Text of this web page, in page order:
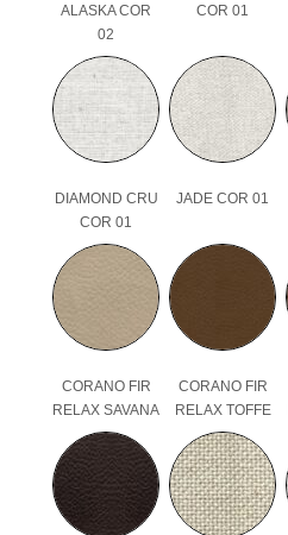
ALASKA COR
02
COR 01
DIAMOND CRU
COR 01
JADE COR 01
CORANO FIR
RELAX SAVANA
CORANO FIR
RELAX TOFFE